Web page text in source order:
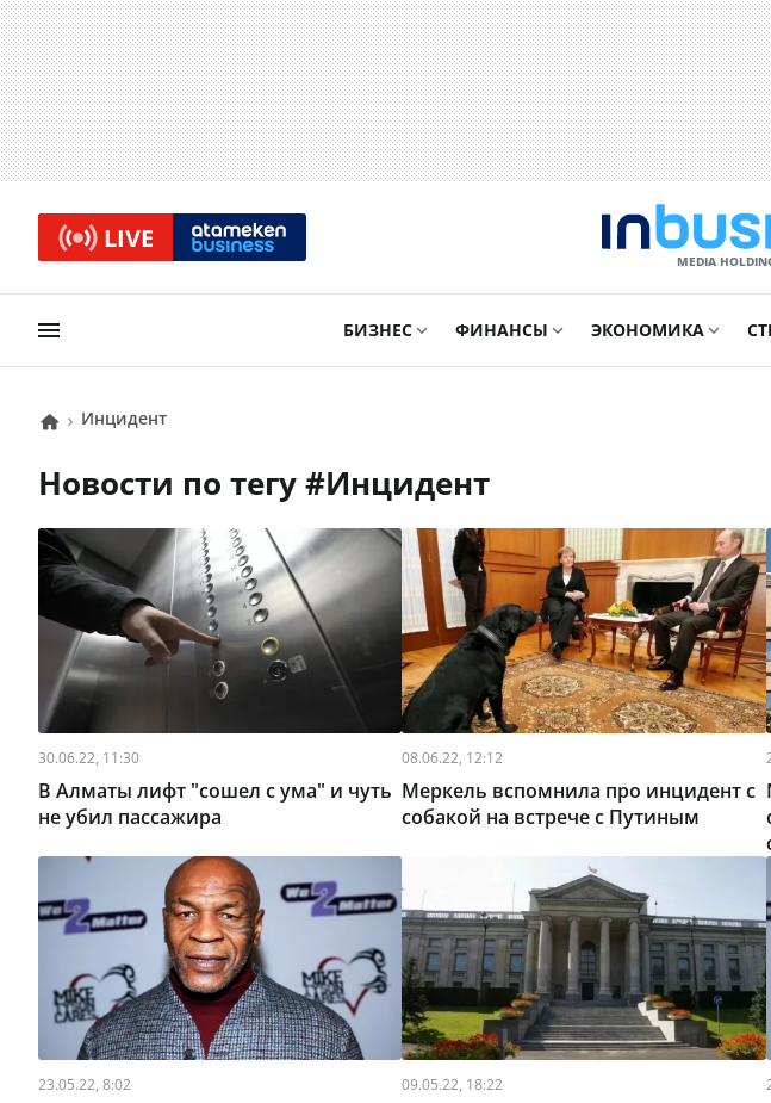
LIVE
MEDIA
БИЗНЕС ФИНАНСЫ ЭКОНОМИКА
инцидент
Новости по тегу # инцидент
30.06.22, 11:30
В Алматы лифт "сошел с ума" и чуть
не убил пассажира
08.06.22, 12:12
Меркель вспомнила про инцидент с
собакой на встрече с Путиным
23.05.22, 8:02 09.05.22, 18:22